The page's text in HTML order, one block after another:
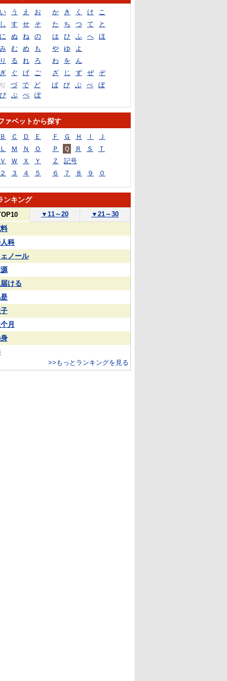
い う え お か き く け
こ
し す せ そ た ち つ て
と
に ぬ ね の は ひ ふ へ
ほ
み む め も や ゆ
よ
り る れ ろ わ を
ん
ぎ ぐ げ ご ざ じ ず ぜ
ぞ
ぢ づ で ど ば び ぶ べ
ぼ
ぴ ぷ ぺ ぽ
ァベットから探す
Ｂ Ｃ Ｄ Ｅ Ｆ Ｇ Ｈ Ｉ
Ｊ
Ｌ Ｍ Ｎ Ｏ Ｐ Ｑ Ｒ Ｓ
Ｔ
Ｖ Ｗ Ｘ Ｙ Ｚ
記号
２ ３ ４ ５ ６ ７ ８ ９ ０
ンキング
▼ 11～20 ▼ 21～30
科
ノール
届ける
个月
>>もっとランキングを見る